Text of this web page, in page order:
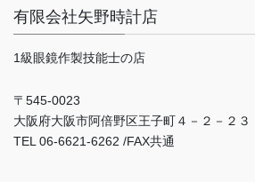
ー
有限会社矢野時計店
1級眼鏡作製技能士の店
〒545-0023
大阪府大阪市阿倍野区王子町４－２－２３
TEL 06-6621-6262 /FAX共通